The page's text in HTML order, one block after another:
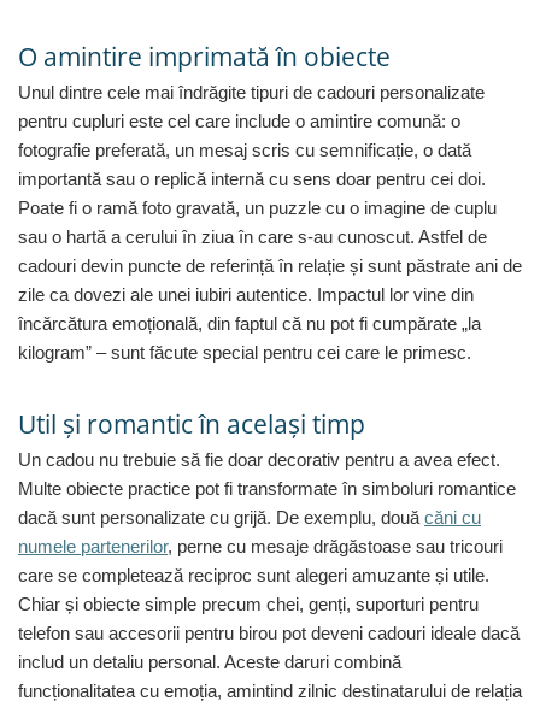
Cadouri Cuplu
Fashion
Pijamale de CRACIUN
Pijamale de dama
Pijamale de barbati
Halate si capoate
Pijamale
WINTER Collection
Halate si pijamale Family
Incaltaminte
Pijamale de copii
Pijamale BIG SIZE femei
Cadouri ocazii speciale
Tricouri de craciun
Tricouri de cuplu Valentine's Day
Valentine's Day
Cadouri pentru Bunici
Cadouri pentru Nasi si Fini
Cadouri Craciun
O amintire imprimată în obiecte
Unul dintre cele mai îndrăgite tipuri de cadouri personalizate
pentru cupluri este cel care include o amintire comună: o
fotografie preferată, un mesaj scris cu semnificație, o dată
importantă sau o replică internă cu sens doar pentru cei doi.
Poate fi o ramă foto gravată, un puzzle cu o imagine de cuplu
sau o hartă a cerului în ziua în care s-au cunoscut. Astfel de
cadouri devin puncte de referință în relație și sunt păstrate ani de
zile ca dovezi ale unei iubiri autentice. Impactul lor vine din
încărcătura emoțională, din faptul că nu pot fi cumpărate „la
kilogram” – sunt făcute special pentru cei care le primesc.
Util și romantic în același timp
Un cadou nu trebuie să fie doar decorativ pentru a avea efect.
Multe obiecte practice pot fi transformate în simboluri romantice
dacă sunt personalizate cu grijă. De exemplu, două căni cu
numele partenerilor, perne cu mesaje drăgăstoase sau tricouri
care se completează reciproc sunt alegeri amuzante și utile.
Chiar și obiecte simple precum chei, genți, suporturi pentru
telefon sau accesorii pentru birou pot deveni cadouri ideale dacă
includ un detaliu personal. Aceste daruri combină
funcționalitatea cu emoția, amintind zilnic destinatarului de relația